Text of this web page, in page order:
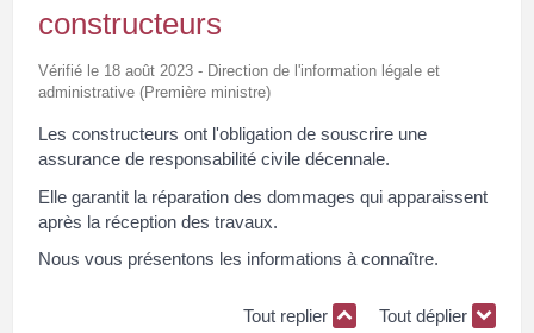
constructeurs
Vérifié le 18 août 2023 - Direction de l'information légale et
administrative (Première ministre)
Les constructeurs ont l'obligation de souscrire une
assurance de responsabilité civile décennale.
Elle garantit la réparation des dommages qui apparaissent
après la réception des travaux.
Nous vous présentons les informations à connaître.
Tout replier Tout déplier